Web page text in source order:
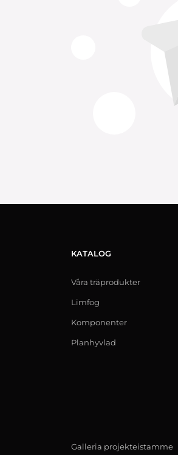
KATALOG
Våra träprodukter
Limfog
Komponenter
Planhyvlad
Galleria projekteistamme